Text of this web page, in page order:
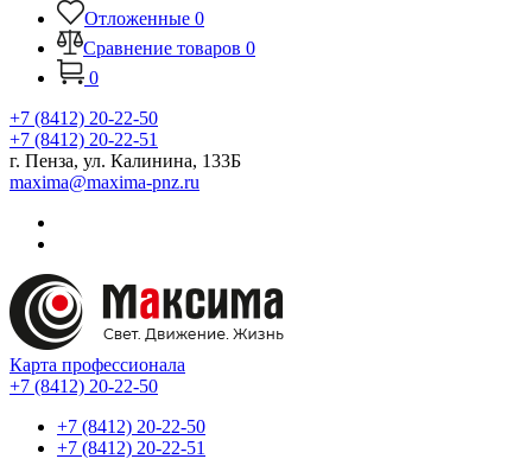
Отложенные 0
Сравнение товаров 0
0
+7 (8412) 20-22-50
+7 (8412) 20-22-51
г. Пенза, ул. Калинина, 133Б
maxima@maxima-pnz.ru
Карта профессионала
+7 (8412) 20-22-50
+7 (8412) 20-22-50
+7 (8412) 20-22-51